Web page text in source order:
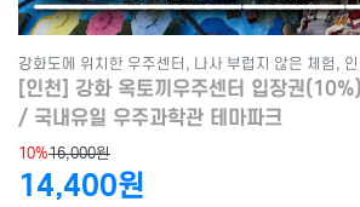
강화도에 위치한 우주센터, 나사 부럽지 않은 체험,
[인천] 강화 옥토끼우주센터 입장권
/ 국내유일 우주과학관 테마파크
10%16,000원
14,400원